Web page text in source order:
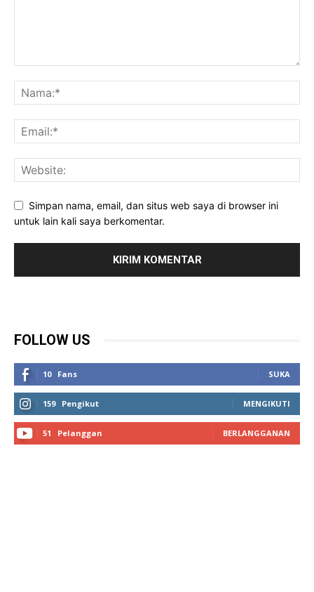
Simpan nama, email, dan situs web saya di browser ini
untuk lain kali saya berkomentar.
FOLLOW US
10 Fans SUKA
159 Pengikut MENGIKUTI
51 Pelanggan BERLANGGANAN